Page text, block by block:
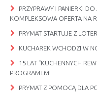
PRZYPRAWY I PANIERKI
KOMPLEKSOWA OFERTA NA
PRYMAT STARTUJE Z
KUCHAREK WCHODZI W
15 LAT “KUCHENNYCH
PROGRAMEM!
PRYMAT Z POMOCĄ DLA